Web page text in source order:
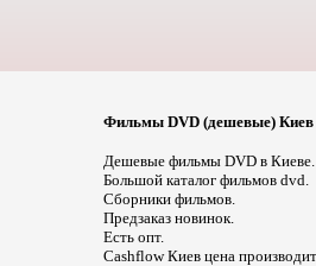
Фильмы DVD (дешевые) Киев
Дешевые фильмы DVD в Киеве.
Большой каталог фильмов dvd.
Сборники фильмов.
Предзаказ новинок.
Есть опт.
Cashflow Киев цена